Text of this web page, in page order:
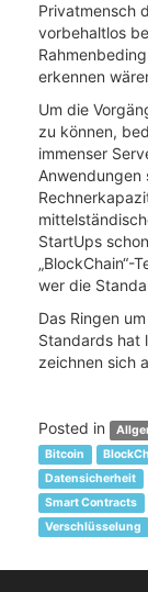
Privatmensch
vorbehaltlos
erkennen
Um die
zu können,
immenser
Anwendungen
StartUps
„BlockChain“-
wer die
Das Ringen
Standards hat
zeichnen sich
Posted in
Bitcoin
Datensicherheit
Smart Contracts
Verschlüsselung